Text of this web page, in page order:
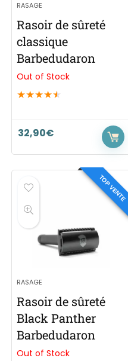
RASAGE
Rasoir de sûreté
classique
Barbedudaron
Out of Stock
★★★★★
32,90€
TOP VENTE
RASAGE
Rasoir de sûreté
Black Panther
Barbedudaron
Out of Stock